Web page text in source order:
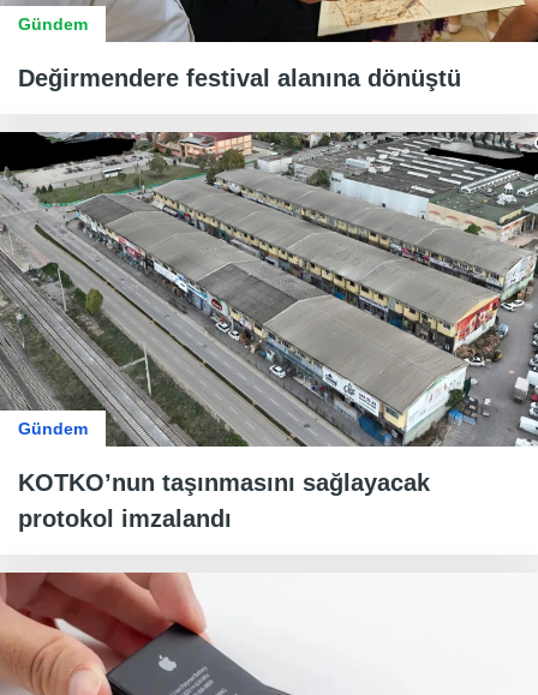
Gündem
Değirmendere festival alanına dönüştü
Gündem
KOTKO’nun taşınmasını sağlayacak
protokol imzalandı